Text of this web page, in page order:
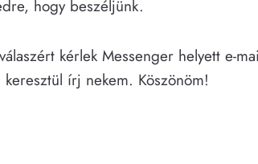
hogy beszéljünk.
kérlek Messenger helyett e-
írj nekem. Köszönöm!